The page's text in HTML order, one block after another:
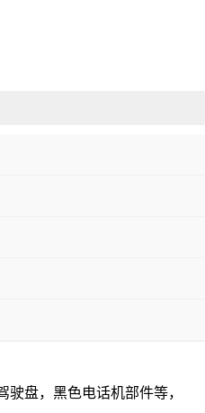
盘，黑色电话机部件等，